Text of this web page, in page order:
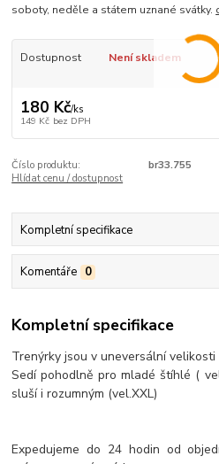
soboty, neděle a státem uznané svátky.
Dostupnost Není skladem
180 Kč/ks
149 Kč bez DPH
Číslo produktu:
br33.755
Hlídat cenu / dostupnost
Kompletní specifikace
Komentáře 0
Kompletní specifikace
Trenýrky jsou v uneversální velikosti
Sedí pohodlně pro mladé štíhlé (
sluší i rozumným (vel.XXL)
Expedujeme do 24 hodin od